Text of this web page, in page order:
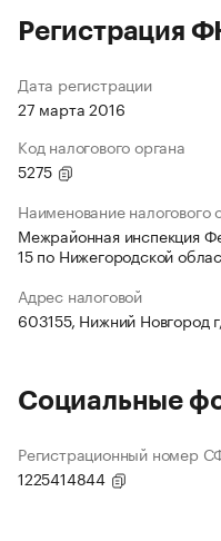
Регистрация
Дата регистрации
27 марта 2016
Код налогового органа
5275
Наименование налогового
Межрайонная инспекция
15 по Нижегородской
Адрес налоговой
603155, Нижний Новгород
Социальные
Регистрационный номер
1225414844